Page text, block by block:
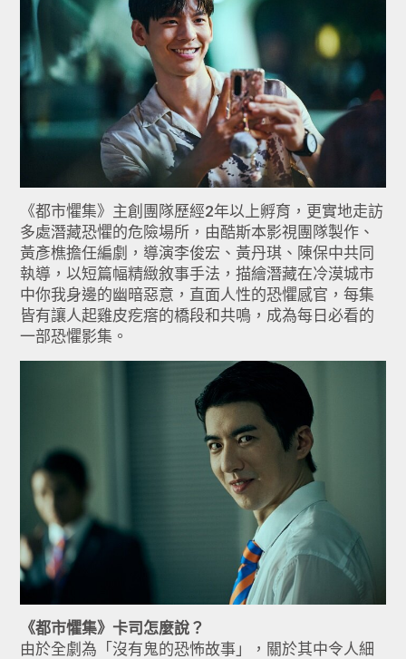
《都市懼集》主創團隊歷經2年以上孵育，更實地走訪
多處潛藏恐懼的危險場所，由酷斯本影視團隊製作、
黃彥樵擔任編劇，導演李俊宏、黃丹琪、陳保中共同
執導，以短篇幅精緻敘事手法，描繪潛藏在冷漠城市
中你我身邊的幽暗惡意，直面人性的恐懼感官，每集
皆有讓人起雞皮疙瘩的橋段和共鳴，成為每日必看的
一部恐懼影集。
《都市懼集》卡司怎麼說？
由於全劇為「沒有鬼的恐怖故事」，關於其中令人細